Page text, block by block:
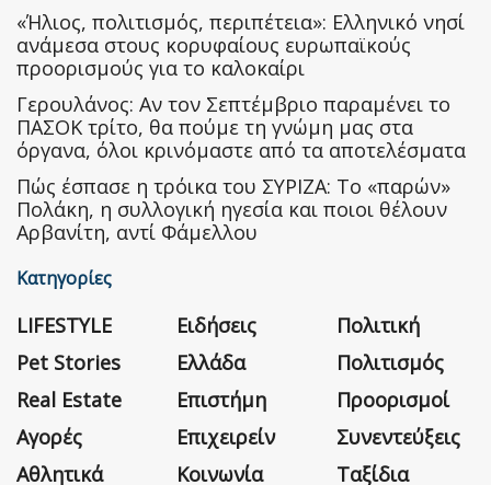
«Ήλιος, πολιτισμός, περιπέτεια»: Ελληνικό νησί
ανάμεσα στους κορυφαίους ευρωπαϊκούς
προορισμούς για το καλοκαίρι
Γερουλάνος: Αν τον Σεπτέμβριο παραμένει το
ΠΑΣΟΚ τρίτο, θα πούμε τη γνώμη μας στα
όργανα, όλοι κρινόμαστε από τα αποτελέσματα
Πώς έσπασε η τρόικα του ΣΥΡΙΖΑ: Το «παρών»
Πολάκη, η συλλογική ηγεσία και ποιοι θέλουν
Αρβανίτη, αντί Φάμελλου
Κατηγορίες
LIFESTYLE
Pet Stories
Real Estate
Αγορές
Αθλητικά
Ειδήσεις
Ελλάδα
Επιστήμη
Επιχειρείν
Κοινωνία
Πολιτική
Πολιτισμός
Προορισμοί
Συνεντεύξεις
Ταξίδια